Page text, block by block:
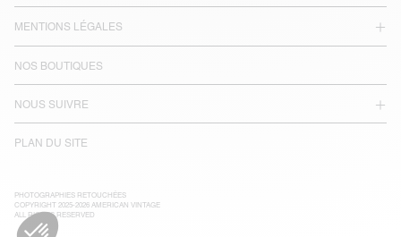
MENTIONS LÉGALES
NOS BOUTIQUES
NOUS SUIVRE
PLAN DU SITE
PHOTOGRAPHIES RETOUCHÉES
COPYRIGHT 2025-2026 AMERICAN VINTAGE
ALL RIGHTS RESERVED